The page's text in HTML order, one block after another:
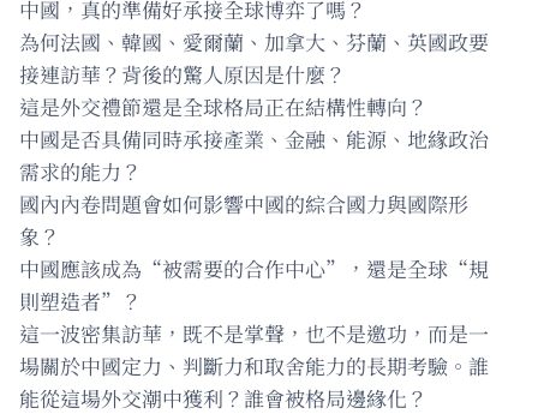
中國，真的準備好承接全球博弈了嗎？
為何法國、韓國、愛爾蘭、加拿大、芬蘭、英國政要
接連訪華？背後的驚人原因是什麼？
這是外交禮節還是全球格局正在結構性轉向？
中國是否具備同時承接產業、金融、能源、地緣政治
需求的能力？
國內內卷問題會如何影響中國的綜合國力與國際形
象？
中國應該成為“被需要的合作中心”，還是全球“規
則塑造者”？
這一波密集訪華，既不是掌聲，也不是邀功，而是一
場關於中國定力、判斷力和取舍能力的長期考驗。誰
能從這場外交潮中獲利？誰會被格局邊緣化？